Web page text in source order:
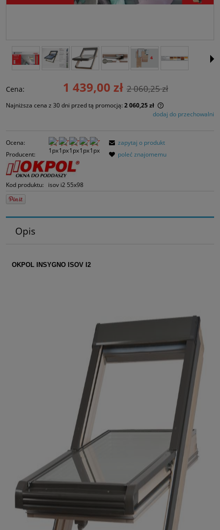
Cena: 1 439,00 zł 2 060,25 zł
Najniższa cena z 30 dni przed tą promocją: 2 060,25 zł
Jeżeli produkt
dodaj do przechowalni
Ocena:
Producent:
Kod produktu: isov i2 55x98
zapytaj o produkt
poleć znajomemu
Opis
OKPOL INSYGNO ISOV I2